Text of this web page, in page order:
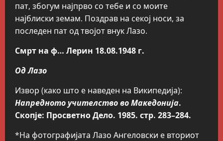
пат, збогум најпрво со тебе и со моите
најблиски земам. Поздрав на секој носи, за
последен пат од твојот внук Лазо.
Смрт на ф… Лерин 18.08.1948 г.
Од Лазо
Извор (како што е наведен на Википедија):
Напредното учителство во Македонија.
Скопје: Просветно Дело. 1985. стр. 283–284.
*На фотографијата Лазо Ангеловски е вториот